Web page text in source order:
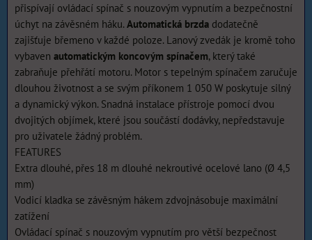
přispívají ovládací spínač s nouzovým vypnutím a bezpečnostní
úchyt na závěsném háku. Automatická brzda dodatečně
zajišťuje břemeno v každé poloze. Lanový zvedák je kromě toho
vybaven automatickým koncovým spínačem, který také
zabraňuje přehřátí motoru. Motor s tepelným spínačem zaručuje
dlouhou životnost a se svým příkonem 1 050 W poskytuje silný
a dynamický výkon. Snadná instalace přístroje pomocí dvou
dvojitých objímek, které jsou součástí dodávky, nepředstavuje
pro uživatele žádný problém.
FEATURES
Extra dlouhé, přes 18 m dlouhé nekroutivé ocelové lano (Ø 4,5
mm)
Vodicí kladka se závěsným hákem zdvojnásobuje maximální
zatížení
Ovládací spínač s nouzovým vypnutím pro větší bezpečnost